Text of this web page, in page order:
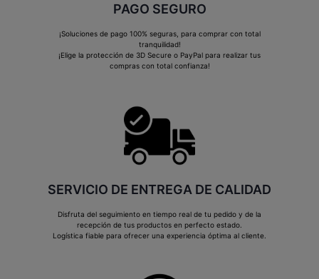
PAGO SEGURO
¡Soluciones de pago 100% seguras, para comprar con total
tranquilidad!
¡Elige la protección de 3D Secure o PayPal para realizar tus
compras con total confianza!
SERVICIO DE ENTREGA DE CALIDAD
Disfruta del seguimiento en tiempo real de tu pedido y de la
recepción de tus productos en perfecto estado.
Logística fiable para ofrecer una experiencia óptima al cliente.